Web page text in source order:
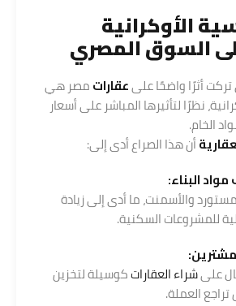
الأوكرانية
السوق المصري
تركت أثرًا واضحًا علىعقاراتمصر هي
نظرًا لتأثيرها المباشر على أسعار
الخام.
أن هذا الصراع أدى إلى:
البناء:
والأسمنت، ما أدى إلى زيادة
للمشروعات السكنية.
علىشراء العقاراتكوسيلة لتخزين
العملة.